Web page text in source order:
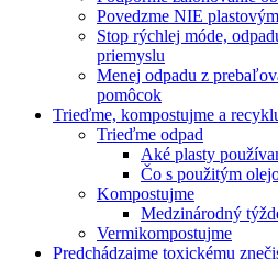
Povedzme NIE
Stop rýchlej móde,
priemyslu
Menej odpadu z
pomôcok
Trieďme, kompostujme a
Trieďme odpad
Aké plasty
Čo s použitým
Kompostujme
Medzinárodný
Vermikompostujme
Predchádzajme toxickému